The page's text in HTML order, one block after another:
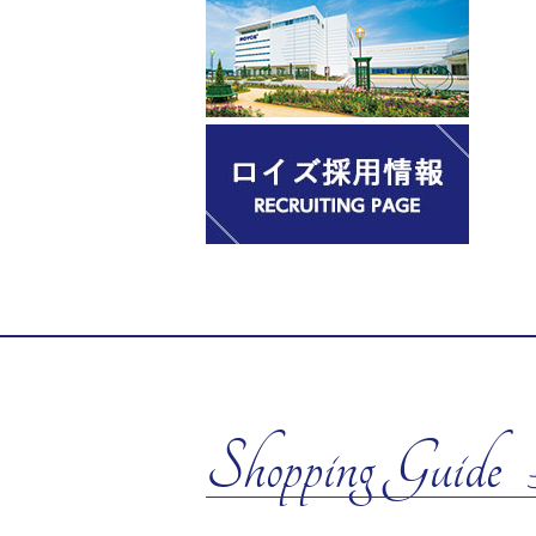
Shopping Guide